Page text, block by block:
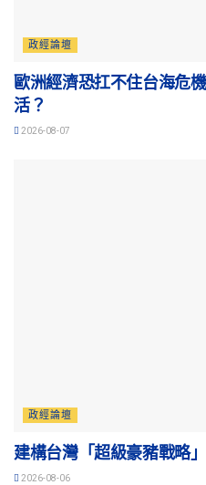
政經論壇
歐洲經濟恐扛不住台海危
活？
2026-08-07
政經論壇
建構台灣「超級豪豬戰略」
2026-08-06